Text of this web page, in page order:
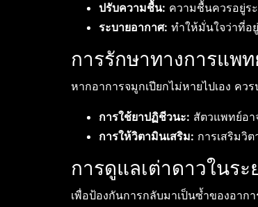
ปรับความชื้น: ความชื้นควรอยู่ร
ระบายอากาศ: ทำให้มั่นใจว่าที่อ
การรักษาทางการแพท
หากอาการจมูกเปียกไม่หายไปเอง ค
การใช้ยาปฏิชีวนะ: สัตวแพทย์อา
การให้วิตามินเสริม: การเสริมวิ
การดูแลเต่าดาวในระ
เพื่อป้องกันการกลับมาเป็นซ้ำของอา